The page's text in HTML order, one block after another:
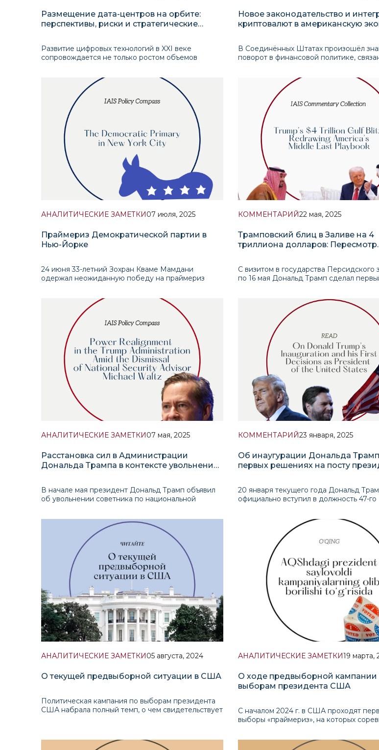
Размещение дата-центров на орбите:
перспективы, риски и стратегические
Развитие цифровых технологий в XXI веке
сопровождается не только ростом объемов
интеллект (ИИ), анализ больших данных, развитие
автономных систем и цифровых платформ
формируют устойчивый и постоя
Новое законодательство и
криптовалют в американскую
В Соединённых Штатах произошёл
поворот в финансовой политике,
элементом которого стал акт «GENIUS»
(Руководство и внедрение
инноваций для с
АНАЛИТИЧЕСКИЕ ЗАМЕТКИ07 июля, 2025
Праймериз Демократической партии в
Нью-Йорке
24 июня 33-летний Зохран Кваме Мамдани
одержал неожиданную победу на праймериз
летний бывший губернатор штата Эндрю Куомо –
представитель политического истеблишмента,
поддержанный Биллом Клинтоном, Майклом Б
КОММЕНТАРИЙ22 мая, 2025
Трамповский блиц в Заливе на 4
триллиона долларов: Пересмотр
С визитом в государства Персидского
по 16 мая Дональд Трамп сделал
похороны Папы Франциска). Маршрут
Саудовскую Аравию, Катар и ОАЭ,
заметным стало исключение Израиля и
АНАЛИТИЧЕСКИЕ ЗАМЕТКИ07 мая, 2025
Расстановка сил в Администрации
Дональда Трампа в контексте увольнения
Майкла Уолца
В начале мая президент Дональд Трамп объявил
об увольнении советника по национальной
Справочно: Майклу Уолцу 51 год, он отставной
офицер спецназа, служил в Афганистане, на
КОММЕНТАРИЙ23 января, 2025
Об инаугурации Дональда
первых решениях на посту
20 января текущего года Дональд
официально вступил в должность 47-го
здания Капитолия в г. Вашингтоне.
Церемониал и инауг
АНАЛИТИЧЕСКИЕ ЗАМЕТКИ05 августа, 2024
О текущей предвыборной ситуации в США
Политическая кампания по выборам президента
США набрала полный темп, о чем свидетельствует
иммунитета президента США;
АНАЛИТИЧЕСКИЕ ЗАМЕТКИ19 марта,
О ходе предвыборной кампании
выборам президента США
С началом 2024 г. в США проходят
выборы «праймериз», на которых